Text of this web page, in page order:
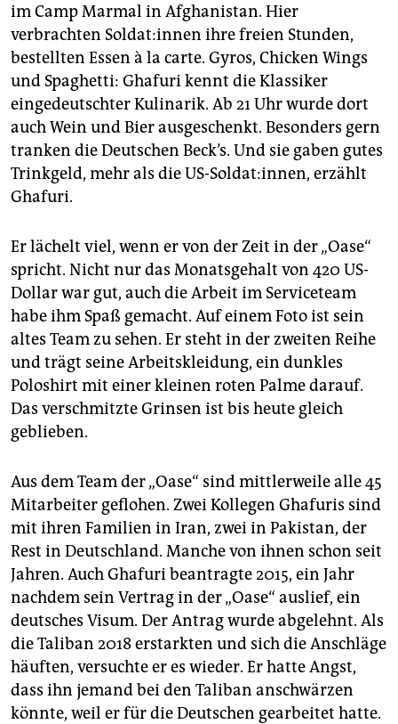
im Camp Marmal in Afghanistan. Hier
verbrachten Sol­da­t:in­nen ihre freien Stunden,
bestellten Essen à la carte. Gyros, Chicken Wings
und Spaghetti: Ghafuri kennt die Klassiker
eingedeutschter Kulinarik. Ab 21 Uhr wurde dort
auch Wein und Bier ausgeschenkt. Besonders gern
tranken die Deutschen Beck’s. Und sie gaben gutes
Trinkgeld, mehr als die US-­Sol­da­t:in­nen, erzählt
Ghafuri.
Er lächelt viel, wenn er von der Zeit in der „Oase“
spricht. Nicht nur das Monatsgehalt von 420 US-
Dollar war gut, auch die Arbeit im Serviceteam
habe ihm Spaß gemacht. Auf einem Foto ist sein
altes Team zu sehen. Er steht in der zweiten Reihe
und trägt seine Arbeitskleidung, ein dunkles
Poloshirt mit einer kleinen roten Palme darauf.
Das verschmitzte Grinsen ist bis heute gleich
geblieben.
Aus dem Team der „Oase“ sind mittlerweile alle 45
Mitarbeiter geflohen. Zwei Kollegen Ghafuris sind
mit ihren Familien in Iran, zwei in Pakistan, der
Rest in Deutschland. Manche von ihnen schon seit
Jahren. Auch Ghafuri beantragte 2015, ein Jahr
nachdem sein Vertrag in der „Oase“ auslief, ein
deutsches Visum. Der Antrag wurde abgelehnt. Als
die Taliban 2018 erstarkten und sich die Anschläge
häuften, versuchte er es wieder. Er hatte Angst,
dass ihn jemand bei den Taliban anschwärzen
könnte, weil er für die Deutschen gearbeitet hatte.